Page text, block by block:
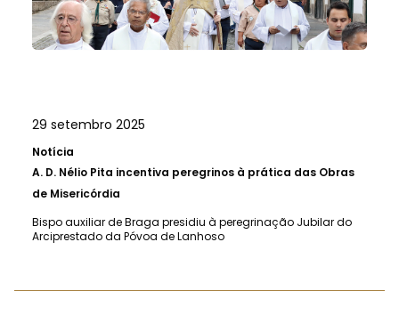
29 setembro 2025
Notícia
A. D. Nélio Pita incentiva peregrinos à prática das Obras
de Misericórdia
Bispo auxiliar de Braga presidiu à peregrinação Jubilar do
Arciprestado da Póvoa de Lanhoso